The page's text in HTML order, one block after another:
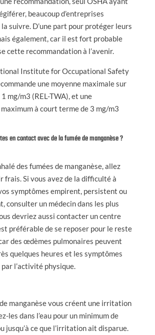
beaucoup d’entreprises
suivre. D’une part pour protéger leurs
également, car il est fort probable
cette recommandation à l’avenir.
Institute for Occupational Safety
une moyenne maximale sur
mg/m3 (REL-TWA), et une
à court terme de 3 mg/m3
en contact avec de la fumée de manganèse ?
des fumées de manganèse, allez
frais. Si vous avez de la difficulté à
symptômes empirent, persistent ou
consulter un médecin dans les plus
devriez aussi contacter un centre
préférable de se reposer pour le reste
des œdèmes pulmonaires peuvent
quelques heures et les symptômes
l’activité physique.
manganèse vous créent une irritation
les dans l’eau pour un minimum de
jusqu’à ce que l’irritation ait disparue.